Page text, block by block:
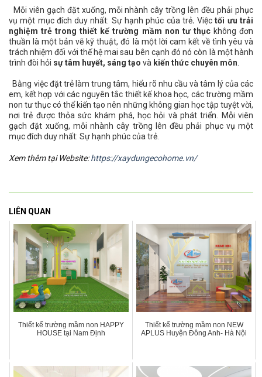
Mỗi viên gạch đặt xuống, mỗi nhành cây trồng lên đều phải phục
vụ một mục đích duy nhất: Sự hạnh phúc của trẻ.Việctối ưu trải
nghiệm trẻ trong thiết kế trường mầm non tư thục không đơn
thuần là một bản vẽ kỹ thuật, đó là một lời cam kết về tình yêu và
trách nhiệm đối với thế hệ mai sau bên cạnh đó nó còn là một hành
trình đòi hỏi sự tâm huyết, sáng tạo và kiến thức chuyên môn
Bằng việc đặt trẻ làm trung tâm, hiểu rõ nhu cầu và tâm lý của các
em, kết hợp với các nguyên tắc thiết kế khoa học, các trường mầm
non tư thục có thể kiến tạo nên những không gian học tập tuyệt vời,
nơi trẻ được thỏa sức khám phá, học hỏi và phát triển. Mỗi viên
gạch đặt xuống, mỗi nhành cây trồng lên đều phải phục vụ một
mục đích duy nhất: Sự hạnh phúc của trẻ.
Xem thêm tại Website:https://xaydungecohome.vn/
LIÊN QUAN
Thiết kế trường mầm non HAPPY
HOUSE tại Nam Định
Thiết kế trường mầm non NEW
APLUS Huyện Đông Anh- Hà Nội